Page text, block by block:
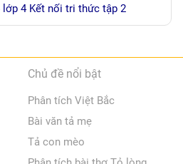
lớp 4 Kết nối tri thức tập 2
Chủ đề nổi bật
Phân tích Việt Bắc
Bài văn tả mẹ
Tả con mèo